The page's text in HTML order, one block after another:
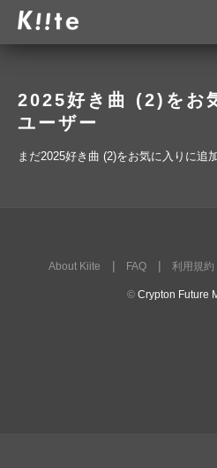
2025好き曲 (2)をお
ユーザー
まだ2025好き曲 (2)をお気に入りに追
About Kiite FAQ 利用規約
© Crypton Future